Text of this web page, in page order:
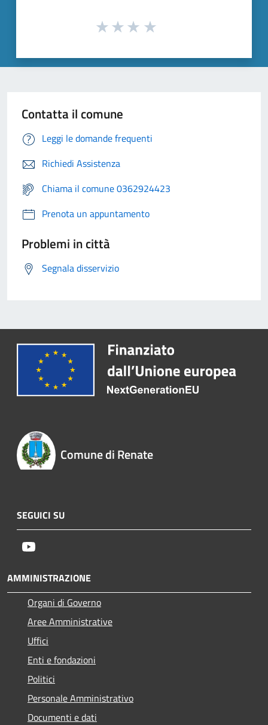
Contatta il comune
Leggi le domande frequenti
Richiedi Assistenza
Chiama il comune 0362924423
Prenota un appuntamento
Problemi in città
Segnala disservizio
Comune di Renate
SEGUICI SU
AMMINISTRAZIONE
Organi di Governo
Aree Amministrative
Uffici
Enti e fondazioni
Politici
Personale Amministrativo
Documenti e dati